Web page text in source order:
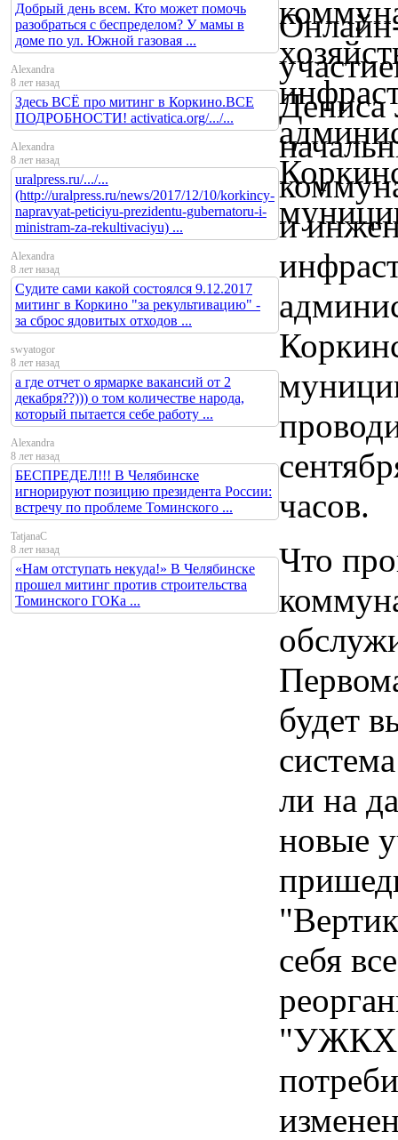
Добрый день всем. Кто может помочь
разобраться с беспределом? У мамы в
доме по ул. Южной газовая ...
Alexandra
8 лет назад
Здесь ВСЁ про митинг в Коркино.ВСЕ
ПОДРОБНОСТИ! activatica.org/.../...
Alexandra
8 лет назад
uralpress.ru/.../...
(http://uralpress.ru/news/2017/12/10/korkincy-
napravyat-peticiyu-prezidentu-gubernatoru-i-
ministram-za-rekultivaciyu) ...
Alexandra
8 лет назад
Судите сами какой состоялся 9.12.2017
митинг в Коркино "за рекультивацию" -
за сброс ядовитых отходов ...
swyatogor
8 лет назад
а где отчет о ярмарке вакансий от 2
декабря??))) о том количестве народа,
который пытается себе работу ...
Alexandra
8 лет назад
БЕСПРЕДЕЛ!!! В Челябинске
игнорируют позицию президента России:
встречу по проблеме Томинского ...
TatjanaC
8 лет назад
«Нам отступать некуда!» В Челябинске
прошел митинг против строительства
Томинского ГОКа ...
Дениса
и
часов.
Что
будет
ли на
новые
себя